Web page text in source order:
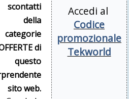
scontatti
della
categorie
di
questo
sito web.
Accedi al
Codice
promozionale
Tekworld